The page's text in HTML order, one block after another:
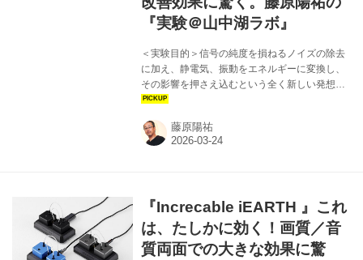
『実験＠山中湖ラボ』
＜実験目的＞信号の純度を損ねるノイズの除去
に加え、静電気、振動をエネルギーに変換し、
その影響を押さえ込むという全く新しい発想で
開発されたインクレケーブルのiEARTH。今回
様々な機器に接続して、映像と音響への効果を
検証していく。はたして山中湖ラボの画質、音
藤原陽祐
『Increcable iEARTH 』これ
は、たしかに効く！画質／音
質両面での大きな効果に驚